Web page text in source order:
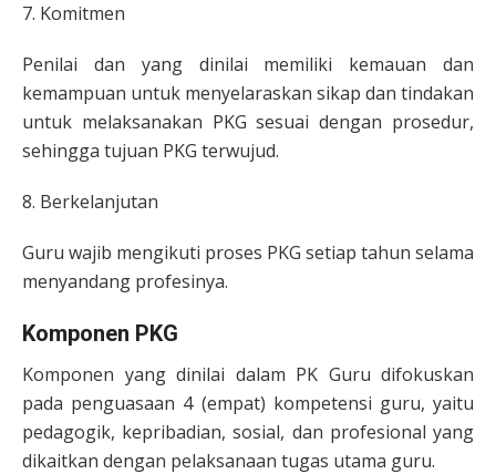
7. Komitmen
Penilai dan yang dinilai memiliki kemauan dan
kemampuan untuk menyelaraskan sikap dan tindakan
untuk melaksanakan PKG sesuai dengan prosedur,
sehingga tujuan PKG terwujud.
8. Berkelanjutan
Guru wajib mengikuti proses PKG setiap tahun selama
menyandang profesinya.
Komponen PKG
Komponen yang dinilai dalam PK Guru difokuskan
pada penguasaan 4 (empat) kompetensi guru, yaitu
pedagogik, kepribadian, sosial, dan profesional yang
dikaitkan dengan pelaksanaan tugas utama guru.